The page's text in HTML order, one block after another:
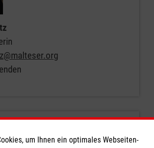
um Ihnen ein optimales Webseiten-